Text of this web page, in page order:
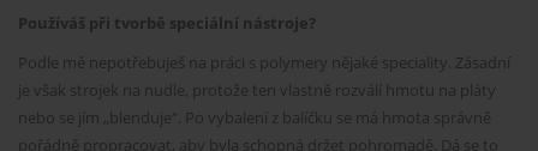
Používáš při tvorbě speciální nástroje?
Podle mě nepotřebuješ na práci s polymery nějaké speciality. Zásadní
je však strojek na nudle, protože ten vlastně rozválí hmotu na pláty
nebo se jím „blenduje“. Po vybalení z balíčku se má hmota správně
pořádně propracovat, aby byla schopná držet pohromadě. Dá se to